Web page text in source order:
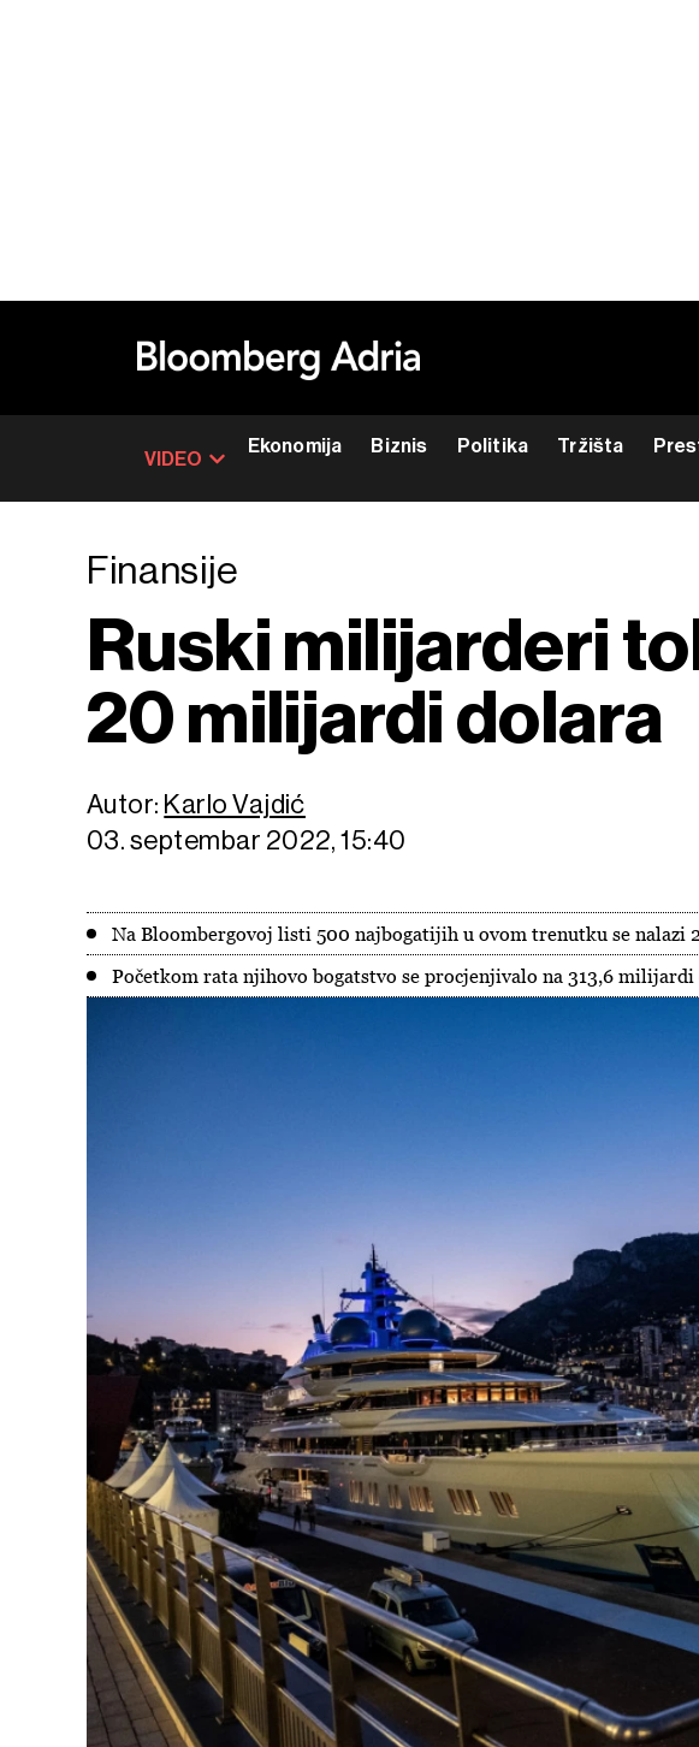
VIDEO
Ekonomija Biznis Politika Tržišta
Finansije
Ruski milijarderi
20 milijardi dolara
Autor: Karlo Vajdić
03. septembar 2022, 15:40
Na Bloombergovoj listi 500 najbogatijih u ovom trenutku se nalazi
Početkom rata njihovo bogatstvo se procjenjivalo na 313,6 milijardi